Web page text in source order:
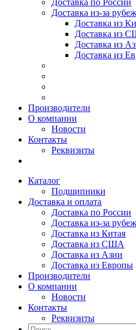
Доставка по России
Доставка из-за
Доставка из
Доставка из
Доставка из
Доставка из
Производители
О компании
Новости
Контакты
Реквизиты
Каталог
Подшипники
Доставка и оплата
Доставка по России
Доставка из-за
Доставка из Китая
Доставка из США
Доставка из Азии
Доставка из Европы
Производители
О компании
Новости
Контакты
Реквизиты